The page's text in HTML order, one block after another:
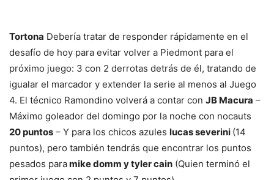
Tortona Debería tratar de responder rápidamente en el
desafío de hoy para evitar volver a Piedmont para el
próximo juego: 3 con 2 derrotas detrás de él, tratando de
igualar el marcador y extender la serie al menos al Juego
4. El técnico Ramondino volverá a contar con JB Macura –
Máximo goleador del domingo por la noche con nocauts
20 puntos – Y para los chicos azules lucas severini (14
puntos), pero también tendrás que encontrar los puntos
pesados ​​paramike domm y tyler cain (Quien terminó el